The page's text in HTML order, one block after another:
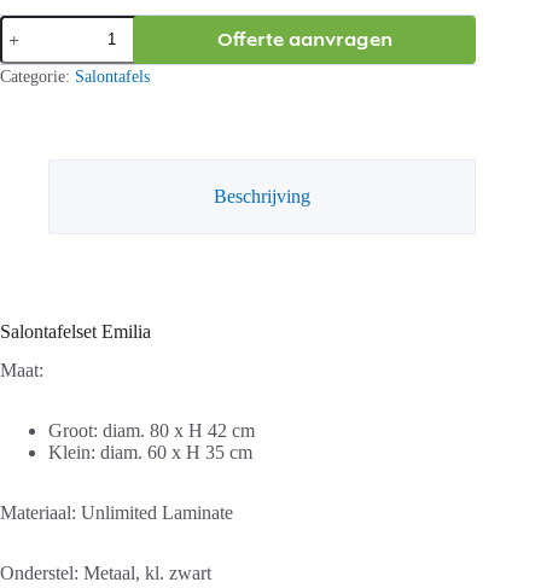
Salontafelset
Emilia
aantal
Offerte aanvragen
Categorie: Salontafels
Beschrijving
Salontafelset Emilia
Maat:
Groot: diam. 80 x H 42 cm
Klein: diam. 60 x H 35 cm
Materiaal: Unlimited Laminate
Onderstel: Metaal, kl. zwart